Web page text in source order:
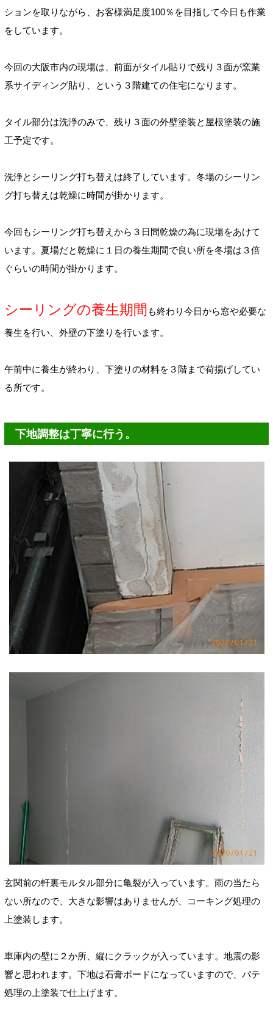
ションを取りながら、お客様満足度100％を目指して今日も作業
をしています。
今回の大阪市内の現場は、前面がタイル貼りで残り３面が窯業
系サイディング貼り、という３階建ての住宅になります。
タイル部分は洗浄のみで、残り３面の外壁塗装と屋根塗装の施
工予定です。
洗浄とシーリング打ち替えは終了しています。冬場のシーリン
グ打ち替えは乾燥に時間が掛かります。
今回もシーリング打ち替えから３日間乾燥の為に現場をあけて
います。夏場だと乾燥に１日の養生期間で良い所を冬場は３倍
ぐらいの時間が掛かります。
シーリングの養生期間 も終わり今日から窓や必要な
養生を行い、外壁の下塗りを行います。
午前中に養生が終わり、下塗りの材料を３階まで荷揚げしてい
る所です。
下地調整は丁寧に行う。
玄関前の軒裏モルタル部分に亀裂が入っています。雨の当たら
ない所なので、大きな影響はありませんが、コーキング処理の
上塗装します。
車庫内の壁に２か所、縦にクラックが入っています。地震の影
響と思われます。下地は石膏ボードになっていますので、パテ
処理の上塗装で仕上げます。